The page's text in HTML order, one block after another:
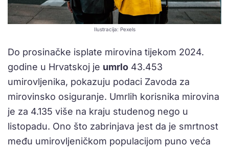
Ilustracija: Pexels
Do prosinačke isplate mirovina tijekom 2024.
godine u Hrvatskoj je umrlo 43.453
umirovljenika, pokazuju podaci Zavoda za
mirovinsko osiguranje. Umrlih korisnika mirovina
je za 4.135 više na kraju studenog nego u
listopadu. Ono što zabrinjava jest da je smrtnost
među umirovljeničkom populacijom puno veća